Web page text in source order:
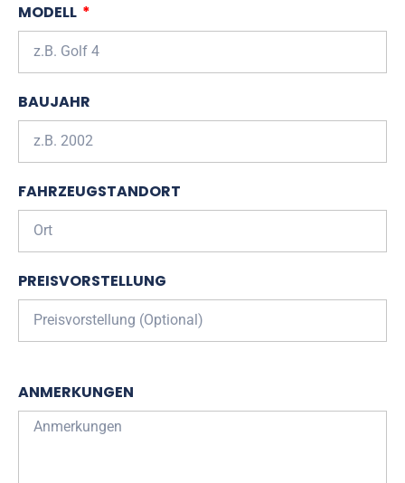
MODELL
BAUJAHR
FAHRZEUGSTANDORT
PREISVORSTELLUNG
ANMERKUNGEN